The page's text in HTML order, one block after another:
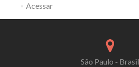
Acessar
São Paulo - Brasil